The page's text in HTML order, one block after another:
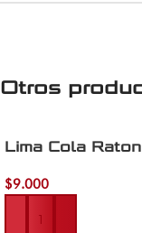
Otros
Lima Cola
$9.000
Añadir al carrito